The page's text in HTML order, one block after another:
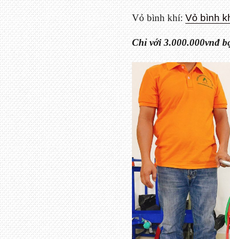
Vỏ bình khí:Vỏ bình
Chỉ với 3.000.000vnđ